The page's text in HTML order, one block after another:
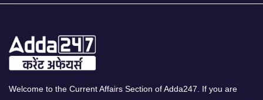
Welcome to the Current Affairs Section of Adda247. If you are